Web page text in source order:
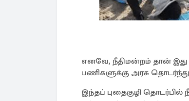
எனவே, நீதிமன்றம் தான் இது
பணிகளுக்கு அரசு தொடர்ந்து
இந்தப் புதைகுழி